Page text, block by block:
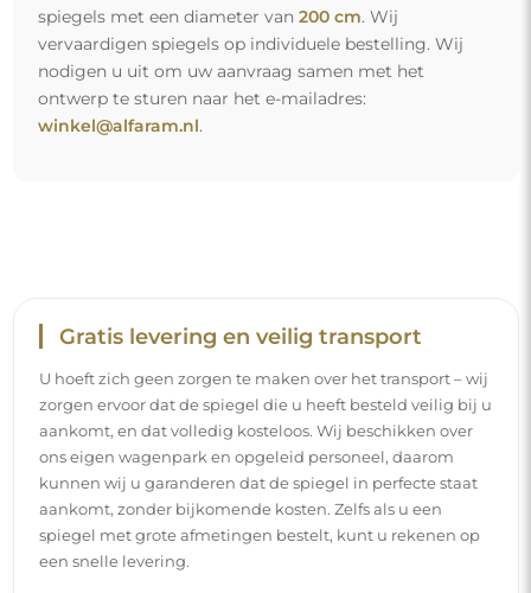
spiegels met een diameter van 200 cm. Wij
vervaardigen spiegels op individuele bestelling. Wij
nodigen u uit om uw aanvraag samen met het
ontwerp te sturen naar het e-mailadres:
winkel@alfaram.nl.
Gratis levering en veilig transport
U hoeft zich geen zorgen te maken over het transport – wij
zorgen ervoor dat de spiegel die u heeft besteld veilig bij u
aankomt, en dat volledig kosteloos. Wij beschikken over
ons eigen wagenpark en opgeleid personeel, daarom
kunnen wij u garanderen dat de spiegel in perfecte staat
aankomt, zonder bijkomende kosten. Zelfs als u een
spiegel met grote afmetingen bestelt, kunt u rekenen op
een snelle levering.